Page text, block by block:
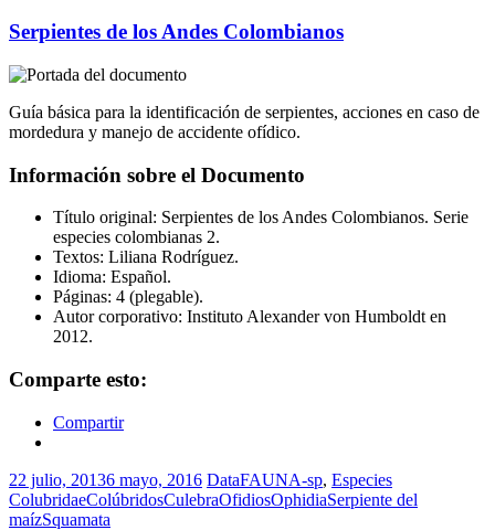
Serpientes de los Andes Colombianos
Guía básica para la identificación de serpientes, acciones en caso de
mordedura y manejo de accidente ofídico.
Información sobre el Documento
Título original: Serpientes de los Andes Colombianos. Serie
especies colombianas 2.
Textos: Liliana Rodríguez.
Idioma: Español.
Páginas: 4 (plegable).
Autor corporativo: Instituto Alexander von Humboldt en
2012.
Comparte esto:
Compartir
22 julio, 20136 mayo, 2016 DataFAUNA-sp, Especies
ColubridaeColúbridosCulebraOfidiosOphidiaSerpiente del
maízSquamata